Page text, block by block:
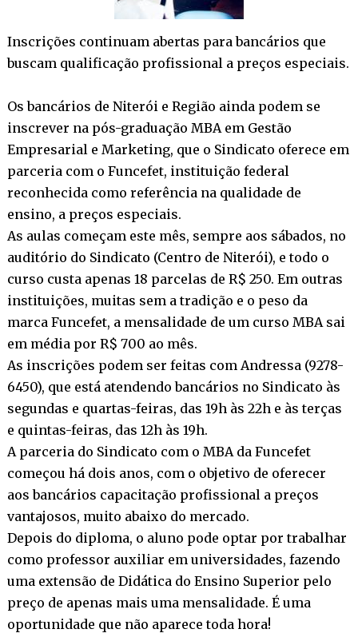
Inscrições continuam abertas para bancários que
buscam qualificação profissional a preços especiais.
Os bancários de Niterói e Região ainda podem se
inscrever na pós-graduação MBA em Gestão
Empresarial e Marketing, que o Sindicato oferece em
parceria com o Funcefet, instituição federal
reconhecida como referência na qualidade de
ensino, a preços especiais.
As aulas começam este mês, sempre aos sábados, no
auditório do Sindicato (Centro de Niterói), e todo o
curso custa apenas 18 parcelas de R$ 250. Em outras
instituições, muitas sem a tradição e o peso da
marca Funcefet, a mensalidade de um curso MBA sai
em média por R$ 700 ao mês.
As inscrições podem ser feitas com Andressa (9278-
6450), que está atendendo bancários no Sindicato às
segundas e quartas-feiras, das 19h às 22h e às terças
e quintas-feiras, das 12h às 19h.
A parceria do Sindicato com o MBA da Funcefet
começou há dois anos, com o objetivo de oferecer
aos bancários capacitação profissional a preços
vantajosos, muito abaixo do mercado.
Depois do diploma, o aluno pode optar por trabalhar
como professor auxiliar em universidades, fazendo
uma extensão de Didática do Ensino Superior pelo
preço de apenas mais uma mensalidade. É uma
oportunidade que não aparece toda hora!